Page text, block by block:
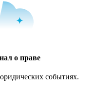
о праве
событиях.